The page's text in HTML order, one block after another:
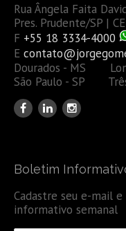
Rua Ângela Faita
Pres. Prudente/SP |
F +55 18 3334-4000
E
Dourados - MS
São Paulo - SP
Boletim
Cadastre seu e-mail
informativo semanal